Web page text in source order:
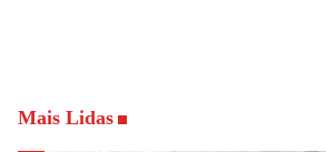
Mais Lidas